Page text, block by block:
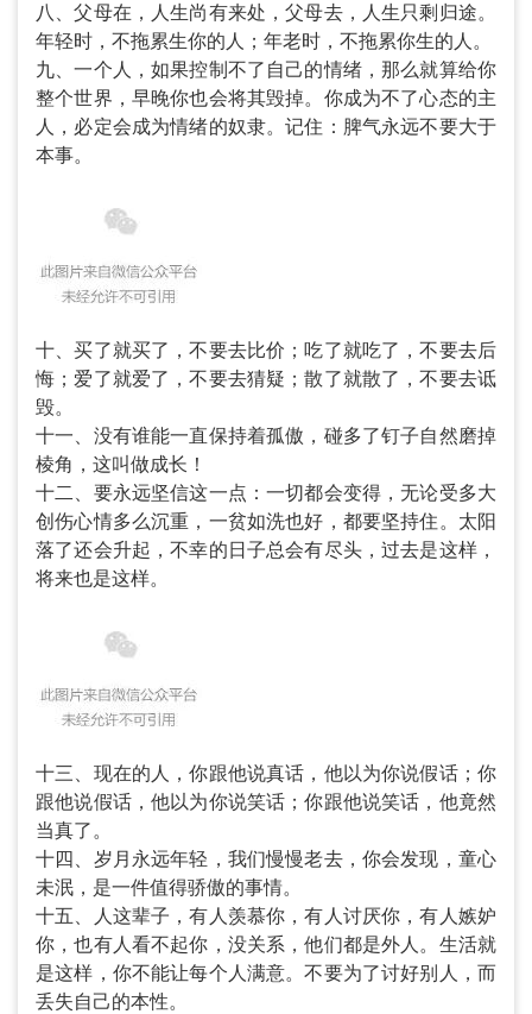
八、父母在，人生尚有来处，父母去，人生只剩归途。
年轻时，不拖累生你的人；年老时，不拖累你生的人。
九、一个人，如果控制不了自己的情绪，那么就算给你
整个世界，早晚你也会将其毁掉。你成为不了心态的主
人，必定会成为情绪的奴隶。记住：脾气永远不要大于
本事。
十、买了就买了，不要去比价；吃了就吃了，不要去后
悔；爱了就爱了，不要去猜疑；散了就散了，不要去诋
毁。
十一、没有谁能一直保持着孤傲，碰多了钉子自然磨掉
棱角，这叫做成长！
十二、要永远坚信这一点：一切都会变得，无论受多大
创伤心情多么沉重，一贫如洗也好，都要坚持住。太阳
落了还会升起，不幸的日子总会有尽头，过去是这样，
将来也是这样。
十三、现在的人，你跟他说真话，他以为你说假话；你
跟他说假话，他以为你说笑话；你跟他说笑话，他竟然
当真了。
十四、岁月永远年轻，我们慢慢老去，你会发现，童心
未泯，是一件值得骄傲的事情。
十五、人这辈子，有人羡慕你，有人讨厌你，有人嫉妒
你，也有人看不起你，没关系，他们都是外人。生活就
是这样，你不能让每个人满意。不要为了讨好别人，而
丢失自己的本性。